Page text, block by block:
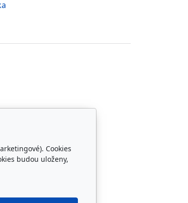
Sledujte nás
Cookies
budou uloženy,